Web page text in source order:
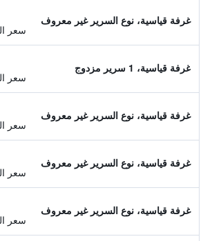
غرفة قياسية، نوع السرير غير معروف
سعر
غرفة قياسية، 1 سرير مزدوج
سعر
غرفة قياسية، نوع السرير غير معروف
سعر
غرفة قياسية، نوع السرير غير معروف
سعر
غرفة قياسية، نوع السرير غير معروف
سعر